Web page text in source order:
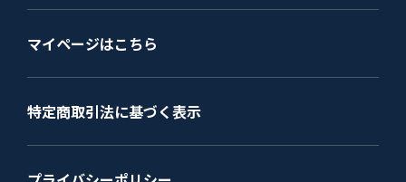
マイページはこちら
特定商取引法に基づく表示